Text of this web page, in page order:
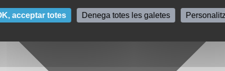
acceptar totes Denega totes les galetes